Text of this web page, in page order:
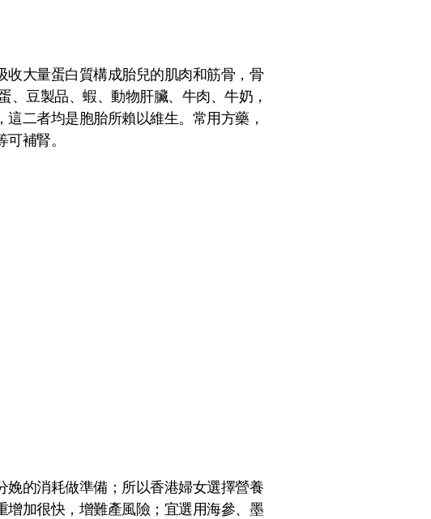
大量蛋白質構成胎兒的肌肉和筋骨，骨
豆製品、蝦、動物肝臟、牛肉、牛奶，
二者均是胞胎所賴以維生。常用方藥，
補腎。
的消耗做準備；所以香港婦女選擇營養
加很快，增難產風險；宜選用海參、墨